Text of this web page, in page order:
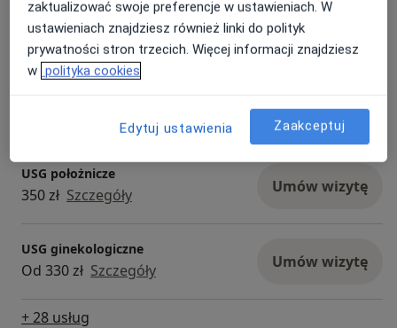
cytologia
Od 370 zł Szczegóły
Umów wizytę
Szczegóły
Umów wizytę
USG położnicze
350 zł Szczegóły Umów wizytę
USG ginekologiczne
Od 330 zł Szczegóły Umów wizytę
+ 28 usług
zaktualizować swoje preferencje w ustawieniach. W
ustawieniach znajdziesz również linki do polityk
prywatności stron trzecich. Więcej informacji znajdziesz
w polityka cookies
Edytuj ustawienia Zaakceptuj